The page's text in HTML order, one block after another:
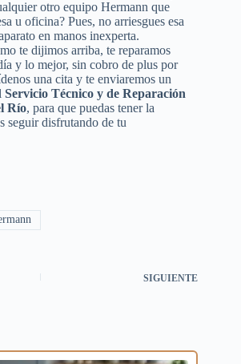
otro equipo Hermann que
u oficina? Pues, no arriesgues esa
en manos inexperta.
te dijimos arriba, te reparamos
y lo mejor, sin cobro de plus por
una cita y te enviaremos un
Servicio Técnico y de Reparación
Río, para que puedas tener la
seguir disfrutando de tu
SIGUIENTE